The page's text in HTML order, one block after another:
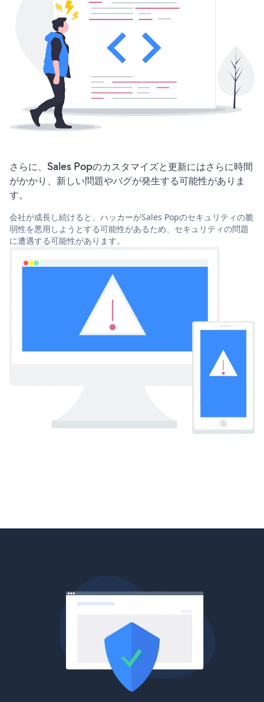
さらに、Sales Popのカスタマイズと更新にはさらに時間
がかかり、新しい問題やバグが発生する可能性がありま
す。
会社が成長し続けると、ハッカーがSales Popのセキュリティの脆
弱性を悪用しようとする可能性があるため、セキュリティの問題
に遭遇する可能性があります。